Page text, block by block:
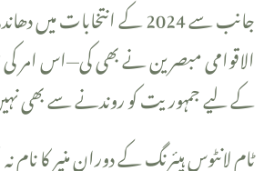
جانب سے 2024 کے انتخابات
الاقوامی مبصرین نے بھی کی—اس امر کی
کے لیے جمہوریت کو روندنے سے بھی